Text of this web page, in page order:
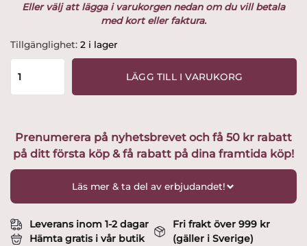
Eller välj att lägga i varukorgen nedan om du vill betala
med kort eller faktura.
Tillgänglighet: 2 i lager
Arabia
-
Pastoraali
Esteri
Tomula
mängd
LÄGG TILL I VARUKORG
Prenumerera på nyhetsbrevet och få 50 kr rabatt
på ditt första köp & få rabatt på dina framtida köp!
Läs mer & ta del av erbjudandet!
Leverans inom 1-2 dagar
Hämta gratis i vår butik
Fri frakt över 999 kr
(gäller i Sverige)